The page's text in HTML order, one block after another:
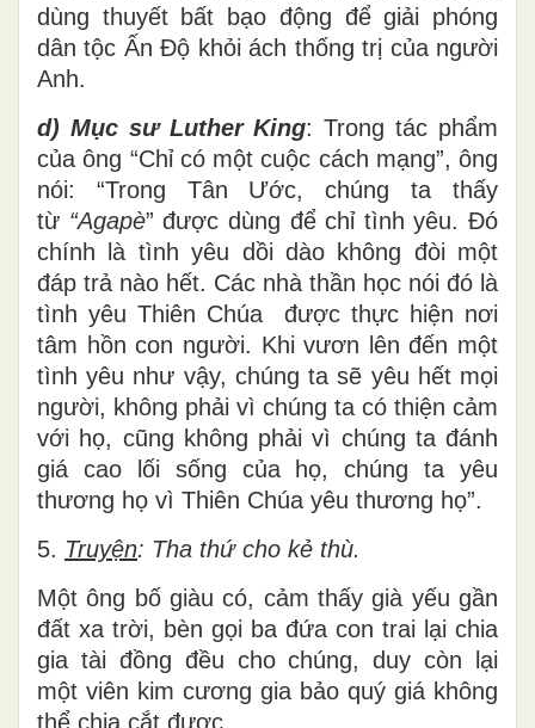
dùng thuyết bất bạo động để giải phóng
dân tộc Ấn Độ khỏi ách thống trị của người
Anh.
d) Mục sư Luther King: Trong tác phẩm
của ông “Chỉ có một cuộc cách mạng”, ông
nói: “Trong Tân Ước, chúng ta thấy
từ “Agapè” được dùng để chỉ tình yêu. Đó
chính là tình yêu dồi dào không đòi một
đáp trả nào hết. Các nhà thần học nói đó là
tình yêu Thiên Chúa được thực hiện nơi
tâm hồn con người. Khi vươn lên đến một
tình yêu như vậy, chúng ta sẽ yêu hết mọi
người, không phải vì chúng ta có thiện cảm
với họ, cũng không phải vì chúng ta đánh
giá cao lối sống của họ, chúng ta yêu
thương họ vì Thiên Chúa yêu thương họ”.
5. Truyện: Tha thứ cho kẻ thù.
Một ông bố giàu có, cảm thấy già yếu gần
đất xa trời, bèn gọi ba đứa con trai lại chia
gia tài đồng đều cho chúng, duy còn lại
một viên kim cương gia bảo quý giá không
thể chia cắt được.